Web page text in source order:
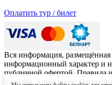
Оплатить тур / билет
Вся информация, размещённая
информационный характер и
публичной офертой. Правила
в отелях, в том числе